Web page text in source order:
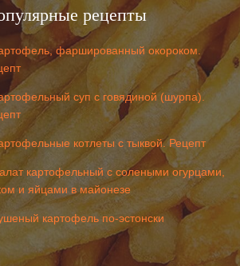
рецепты
фаршированный окороком.
суп с говядиной (шурпа).
котлеты с тыквой. Рецепт
картофельный с солеными огурцами,
и яйцами в майонезе
картофель по-эстонски